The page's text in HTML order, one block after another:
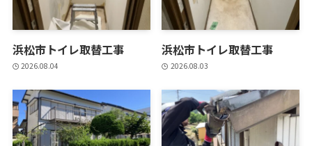
浜松市トイレ取替工事
2026.08.04
浜松市トイレ取替工事
2026.08.03